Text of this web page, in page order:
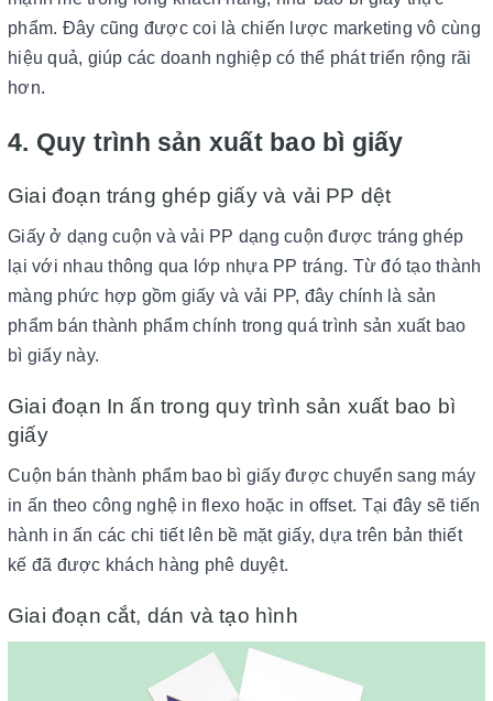
phẩm. Đây cũng được coi là chiến lược marketing vô cùng
hiệu quả, giúp các doanh nghiệp có thể phát triển rộng rãi
hơn.
4. Quy trình sản xuất bao bì giấy
Giai đoạn tráng ghép giấy và vải PP dệt
Giấy ở dạng cuộn và vải PP dạng cuộn được tráng ghép
lại với nhau thông qua lớp nhựa PP tráng. Từ đó tạo thành
màng phức hợp gồm giấy và vải PP, đây chính là sản
phẩm bán thành phẩm chính trong quá trình sản xuất bao
bì giấy này.
Giai đoạn In ấn trong quy trình sản xuất bao bì
giấy
Cuộn bán thành phẩm bao bì giấy được chuyển sang máy
in ấn theo công nghệ in flexo hoặc in offset. Tại đây sẽ tiến
hành in ấn các chi tiết lên bề mặt giấy, dựa trên bản thiết
kế đã được khách hàng phê duyệt.
Giai đoạn cắt, dán và tạo hình